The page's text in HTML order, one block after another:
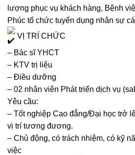
lượng phục vụ khách hàng, Bệnh
Phúc tổ chức tuyển dụng nhân sự
VỊ TRÍ CHỨC
– Bác sĩ YHCT
– KTV trị liệu
– Điều dưỡng
– 02 nhân viên Phát triển dịch vụ
Yêu cầu:
– Tốt nghiệp Cao đẳng/Đại học trở
vị trí tương đương.
– Chủ động, có trách nhiệm, có kỹ
việc